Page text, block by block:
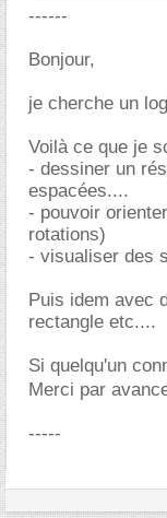
------
Bonjour,
je cherche un
Voilà ce que je
- dessiner un
espacées....
- pouvoir
rotations)
- visualiser des
Puis idem avec
rectangle etc....
Si quelqu'un
Merci par
-----